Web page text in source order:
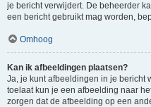
je bericht verwijdert. De beheerder
een bericht gebruikt mag worden,
Omhoog
Kan ik afbeeldingen plaatsen?
Ja, je kunt afbeeldingen in je bericht
toelaat kun je een afbeelding naar
zorgen dat de afbeelding op een